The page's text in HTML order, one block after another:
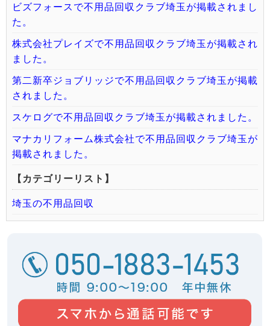
ビズフォースで不用品回収クラブ埼玉が掲載されまし
た。
株式会社プレイズで不用品回収クラブ埼玉が掲載され
ました。
第二新卒ジョブリッジで不用品回収クラブ埼玉が掲載
されました。
スケログで不用品回収クラブ埼玉が掲載されました。
マナカリフォーム株式会社で不用品回収クラブ埼玉が
掲載されました。
【カテゴリーリスト】
埼玉の不用品回収